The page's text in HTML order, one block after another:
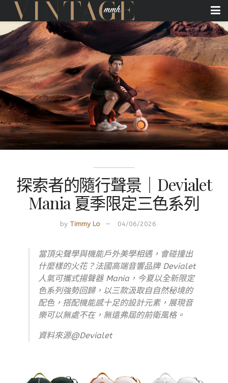
探索者的隨行聲景｜Devialet
Mania 夏季限定三色系列
by Timmy Lo 04/06/2026
當頂尖聲學與機能戶外美學相遇，會碰撞出
什麼樣的火花？法國高端音響品牌 Devialet
人氣可攜式揚聲器 Mania，今夏以全新限定
色系列強勢回歸，以三款汲取自自然秘境的
配色，搭配機能感十足的設計元素，展現音
樂可以無處不在，無遠弗屆的前衛風格。
資料來源@Devialet